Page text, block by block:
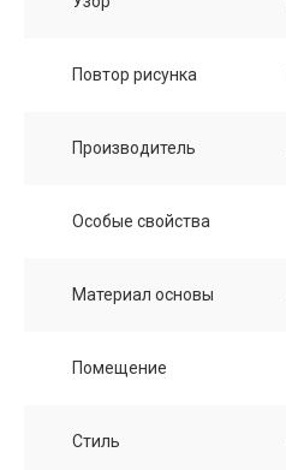
Повтор рисунка
Производитель
Особые свойства
Материал основы
Помещение
Стиль